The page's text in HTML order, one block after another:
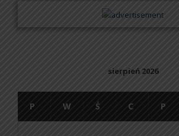
sierpień 2026
P W Ś C P